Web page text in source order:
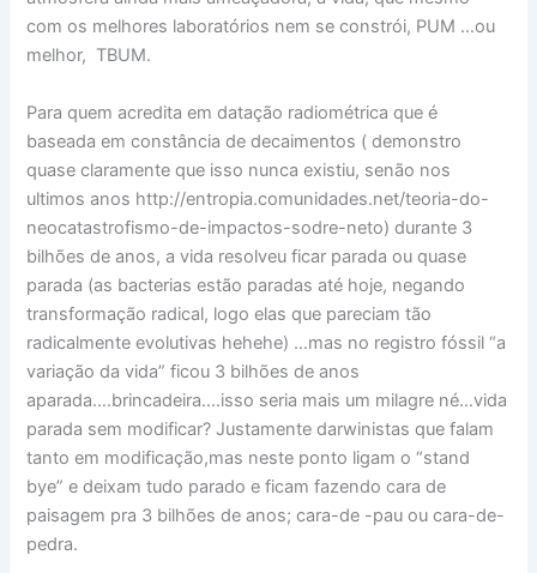
com os melhores laboratórios nem se constrói, PUM …ou
melhor, TBUM.
Para quem acredita em datação radiométrica que é
baseada em constância de decaimentos ( demonstro
quase claramente que isso nunca existiu, senão nos
ultimos anos http://entropia.comunidades.net/teoria-do-
neocatastrofismo-de-impactos-sodre-neto) durante 3
bilhões de anos, a vida resolveu ficar parada ou quase
parada (as bacterias estão paradas até hoje, negando
transformação radical, logo elas que pareciam tão
radicalmente evolutivas hehehe) …mas no registro fóssil “a
variação da vida” ficou 3 bilhões de anos
aparada….brincadeira….isso seria mais um milagre né…vida
parada sem modificar? Justamente darwinistas que falam
tanto em modificação,mas neste ponto ligam o “stand
bye” e deixam tudo parado e ficam fazendo cara de
paisagem pra 3 bilhões de anos; cara-de -pau ou cara-de-
pedra.